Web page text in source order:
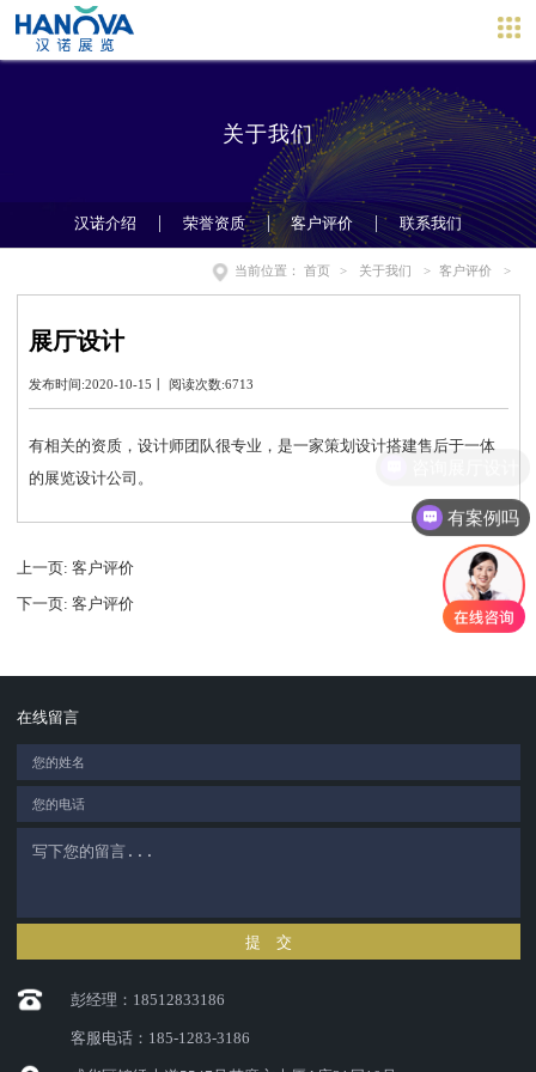
关于我们
汉诺介绍 荣誉资质 客户评价 联系我们
当前位置：首页 > 关于我们 > 客户评价 >
展厅设计
发布时间:2020-10-15丨 阅读次数:6713
有相关的资质，设计师团队很专业，是一家策划设计搭建售后于一体
的展览设计公司。
上一页: 客户评价
下一页: 客户评价
在线留言
提 交
彭经理：18512833186
客服电话：185-1283-3186
有案例吗